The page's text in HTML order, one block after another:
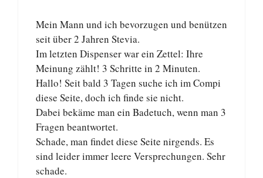
Mein Mann und ich bevorzugen und benützen
seit über 2 Jahren Stevia.
Im letzten Dispenser war ein Zettel: Ihre
Meinung zählt! 3 Schritte in 2 Minuten.
Hallo! Seit bald 3 Tagen suche ich im Compi
diese Seite, doch ich finde sie nicht.
Dabei bekäme man ein Badetuch, wenn man 3
Fragen beantwortet.
Schade, man findet diese Seite nirgends. Es
sind leider immer leere Versprechungen. Sehr
schade.